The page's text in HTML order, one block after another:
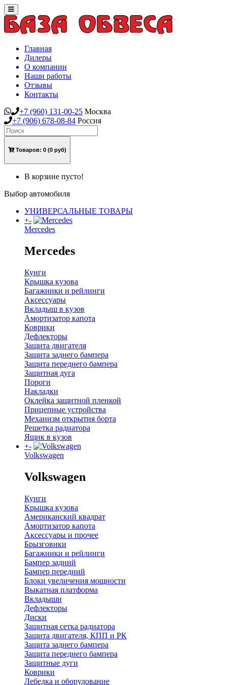
Toggle
navigation
Главная
Дилеры
О компании
Наши работы
Отзывы
Контакты
+7 (960) 131-00-25 Москва
+7 (906) 678-08-84 Россия
Товаров: 0 (0 руб)
В корзине пусто!
Выбор автомобиля
УНИВЕРСАЛЬНЫЕ ТОВАРЫ
+-
Mercedes
Mercedes
Кунги
Крышка кузова
Багажники и рейлинги
Аксессуары
Вкладыш в кузов
Амортизатор капота
Коврики
Дефлекторы
Защита двигателя
Защита заднего бампера
Защита переднего бампера
Защитная дуга
Пороги
Накладки
Оклейка защитной пленкой
Прицепные устройства
Механизм открытия борта
Решетка радиатора
Ящик в кузов
+-
Volkswagen
Volkswagen
Кунги
Крышка кузова
Американский квадрат
Амортизатор капота
Аксессуары и прочее
Брызговики
Багажники и рейлинги
Бампер задний
Бампер передний
Блоки увеличения мощности
Выкатная платформа
Вкладыши
Дефлекторы
Диски
Защитная сетка радиатора
Защита двигателя, КПП и РК
Защита заднего бампера
Защита переднего бампера
Защитные дуги
Коврики
Лебедка и оборудование